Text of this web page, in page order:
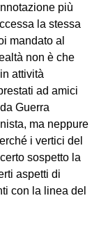
più
la stessa
mandato al
non è che
attività
ad amici
Guerra
ma neppure
i vertici del
sospetto la
aspetti di
con la linea del